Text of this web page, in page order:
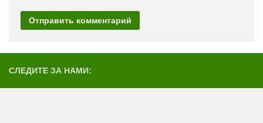
СЛЕДИТЕ ЗА НАМИ: